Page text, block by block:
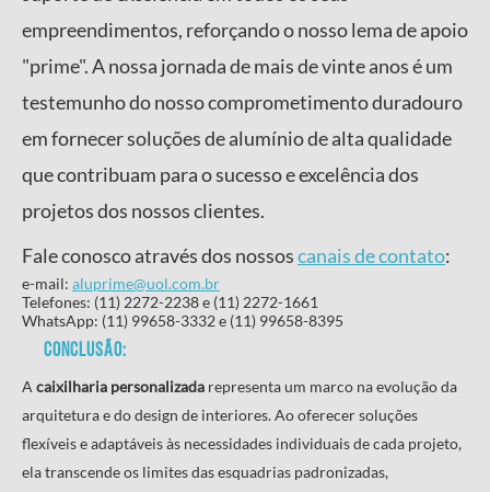
empreendimentos, reforçando o nosso lema de apoio
"prime". A nossa jornada de mais de vinte anos é um
testemunho do nosso comprometimento duradouro
em fornecer soluções de alumínio de alta qualidade
que contribuam para o sucesso e excelência dos
projetos dos nossos clientes.
Fale conosco através dos nossoscanais de contato:
e-mail: aluprime@uol.com.br
Telefones: (11) 2272-2238 e (11) 2272-1661
WhatsApp: (11) 99658-3332 e (11) 99658-8395
Conclusão:
Acaixilharia personalizada representa um marco na evolução da
arquitetura e do design de interiores. Ao oferecer soluções
flexíveis e adaptáveis às necessidades individuais de cada projeto,
ela transcende os limites das esquadrias padronizadas,